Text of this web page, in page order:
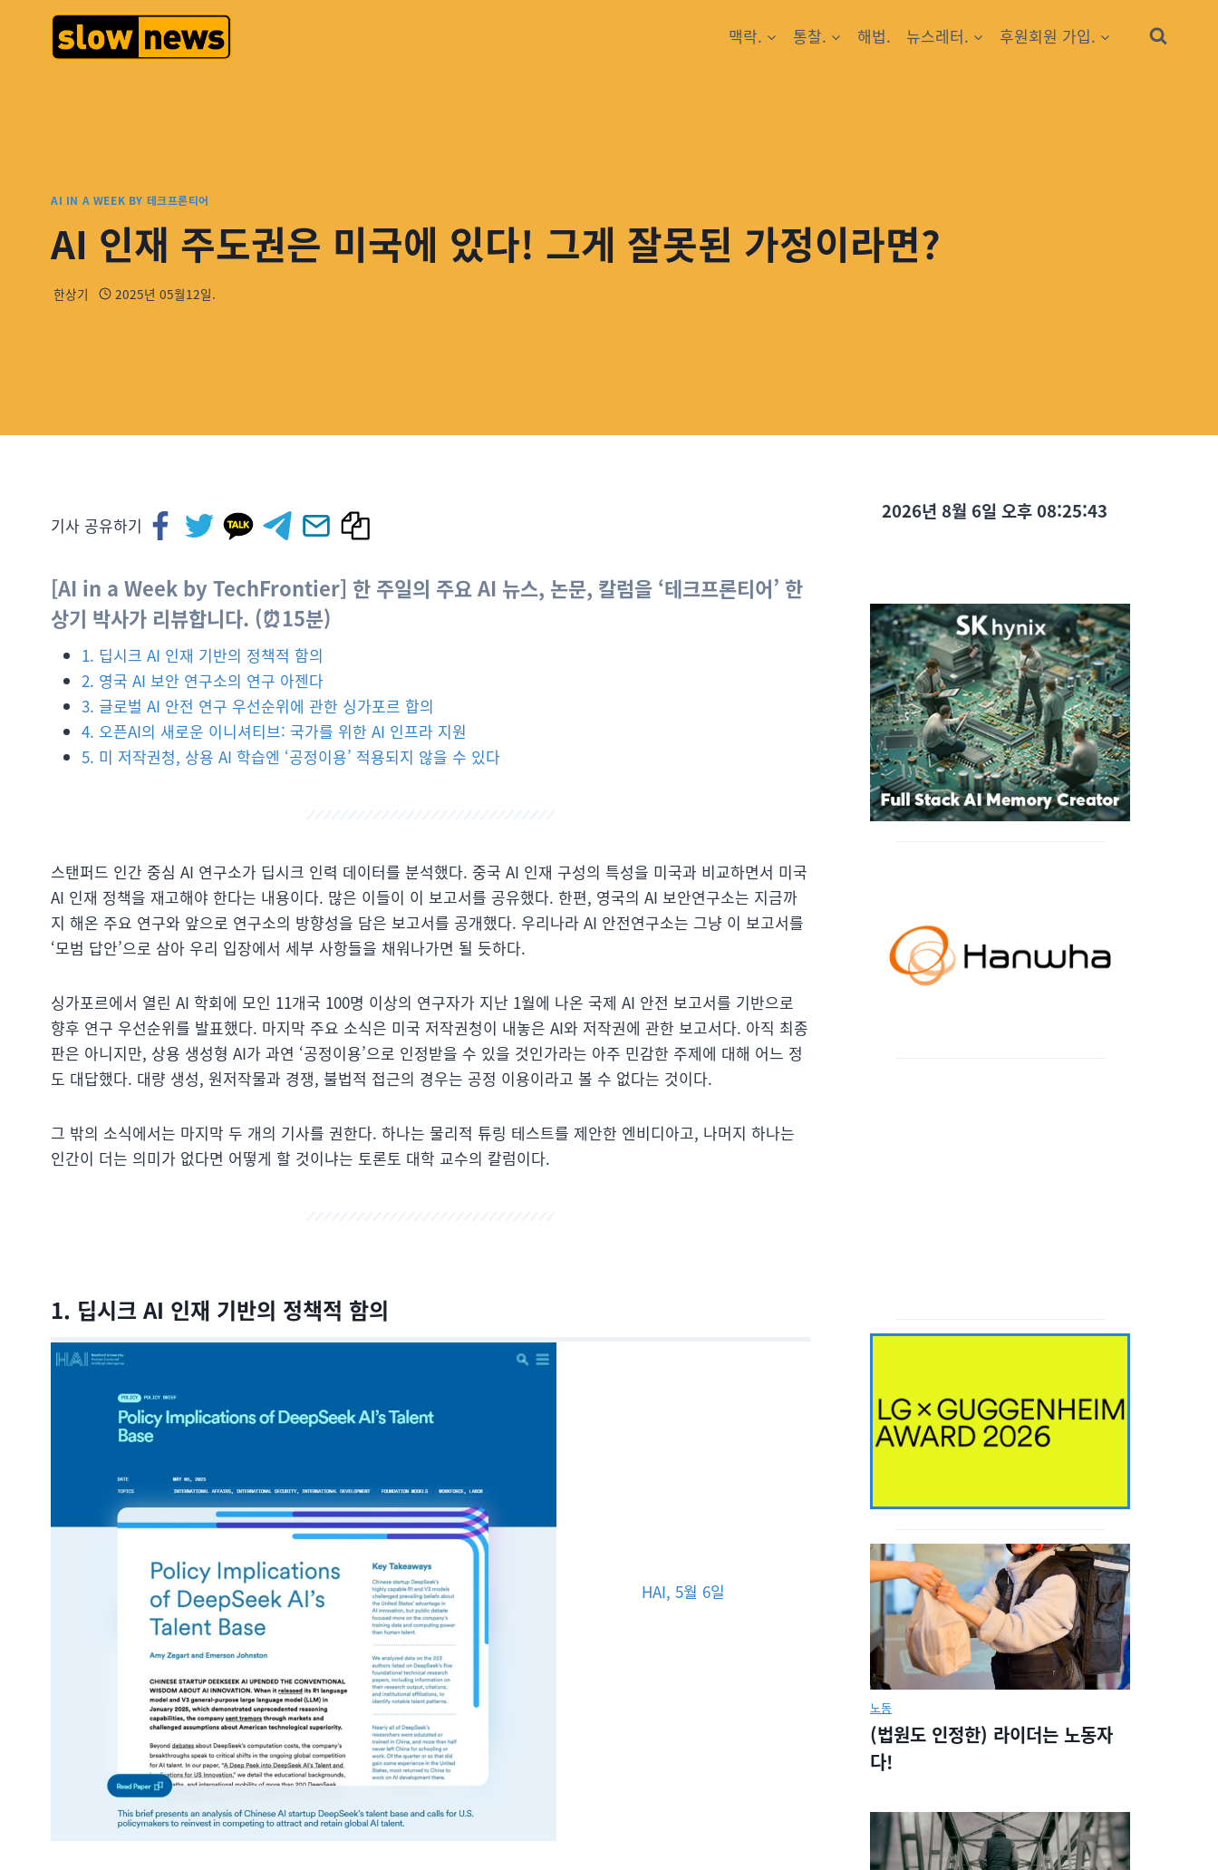
맥락. 통찰. 해법. 뉴스레터. 후원회원 가입.
AI IN A WEEK BY 테크프론티어
AI 인재 주도권은 미국에 있다! 그게 잘못된 가정이라면?
한상기 2025년 05월12일.
기사 공유하기
[AI in a Week by TechFrontier] 한 주일의 주요 AI 뉴스, 논문, 칼럼을 ‘테크프론티어’ 한
상기 박사가 리뷰합니다. (⏰15분)
1. 딥시크 AI 인재 기반의 정책적 함의
2. 영국 AI 보안 연구소의 연구 아젠다
3. 글로벌 AI 안전 연구 우선순위에 관한 싱가포르 합의
4. 오픈AI의 새로운 이니셔티브: 국가를 위한 AI 인프라 지원
5. 미 저작권청, 상용 AI 학습엔 ‘공정이용’ 적용되지 않을 수 있다
스탠퍼드 인간 중심 AI 연구소가 딥시크 인력 데이터를 분석했다. 중국 AI 인재 구성의 특성을 미국과 비교하면서 미국
AI 인재 정책을 재고해야 한다는 내용이다. 많은 이들이 이 보고서를 공유했다. 한편, 영국의 AI 보안연구소는 지금까
지 해온 주요 연구와 앞으로 연구소의 방향성을 담은 보고서를 공개했다. 우리나라 AI 안전연구소는 그냥 이 보고서를
‘모범 답안’으로 삼아 우리 입장에서 세부 사항들을 채워나가면 될 듯하다.
싱가포르에서 열린 AI 학회에 모인 11개국 100명 이상의 연구자가 지난 1월에 나온 국제 AI 안전 보고서를 기반으로
향후 연구 우선순위를 발표했다. 마지막 주요 소식은 미국 저작권청이 내놓은 AI와 저작권에 관한 보고서다. 아직 최종
판은 아니지만, 상용 생성형 AI가 과연 ‘공정이용’으로 인정받을 수 있을 것인가라는 아주 민감한 주제에 대해 어느 정
도 대답했다. 대량 생성, 원저작물과 경쟁, 불법적 접근의 경우는 공정 이용이라고 볼 수 없다는 것이다.
그 밖의 소식에서는 마지막 두 개의 기사를 권한다. 하나는 물리적 튜링 테스트를 제안한 엔비디아고, 나머지 하나는
인간이 더는 의미가 없다면 어떻게 할 것이냐는 토론토 대학 교수의 칼럼이다.
1. 딥시크 AI 인재 기반의 정책적 함의
HAI, 5월 6일
2026년 8월 6일 오후 08:25:44
노동
(법원도 인정한) 라이더는 노동자
다!